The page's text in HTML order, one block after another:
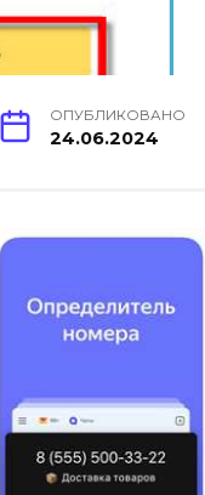
ОПУБЛИКОВАНО
24.06.2024